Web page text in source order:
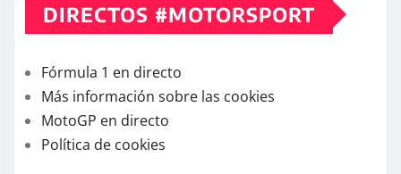
DIRECTOS #MOTORSPORT
Fórmula 1 en directo
Más información sobre las cookies
MotoGP en directo
Política de cookies